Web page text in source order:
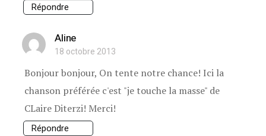
Répondre
Aline
18 octobre 2013
Bonjour bonjour, On tente notre chance! Ici la
chanson préférée c'est "je touche la masse" de
CLaire Diterzi! Merci!
Répondre